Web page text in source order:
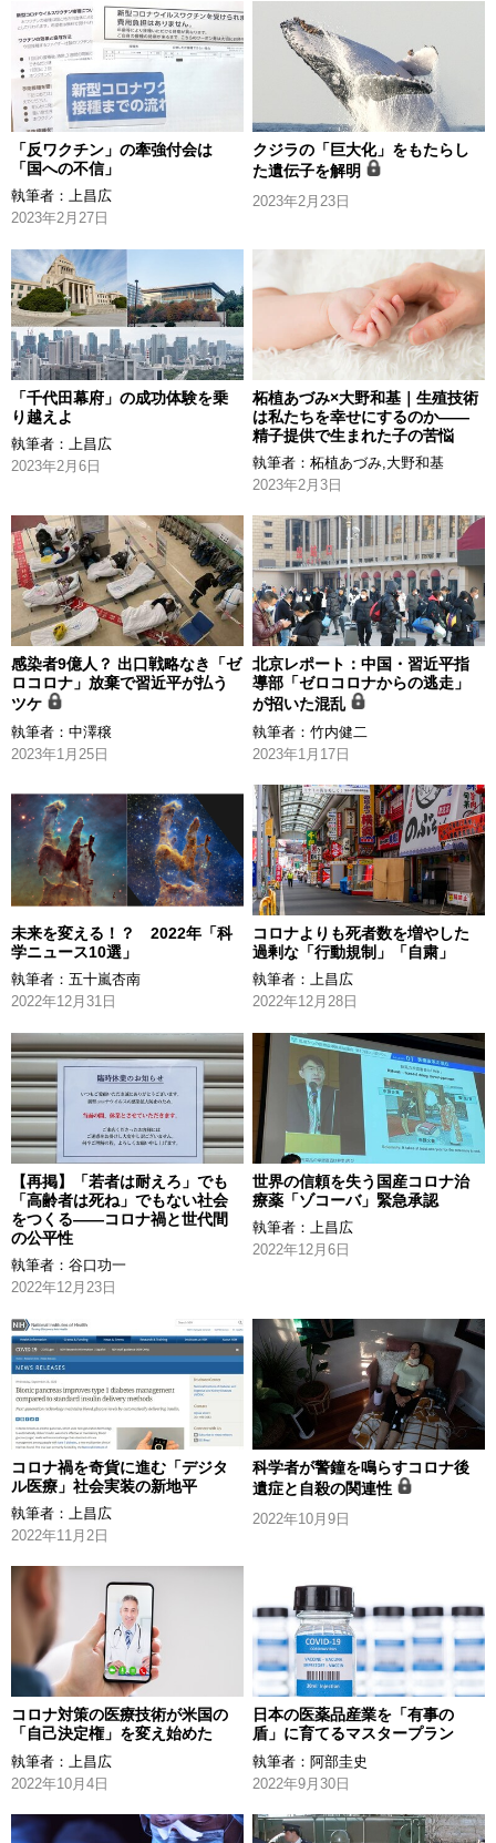
「反ワクチン」の牽強付会は
「国への不信」
執筆者： 上昌広
2023年2月27日
クジラの「巨大化」をもたらし
た遺伝子を解明
2023年2月23日
「千代田幕府」の成功体験を乗
り越えよ
執筆者：
上昌広
2023年2月6日
柘植あづみ×大野和基｜生殖技術
は私たちを幸せにするのか――
精子提供で生まれた子の苦悩
執筆者：柘植あづみ 大野和基
2023年2月3日
感染者9億人？ 出口戦略なき「ゼ
ロコロナ」放棄で習近平が払う
ツケ
執筆者： 中澤穣
2023年1月25日
北京レポート：中国・習近平指
導部「ゼロコロナからの逃走」
が招いた混乱
執筆者：竹内健二
2023年1月17日
未来を変える！？ 2022年「科
学ニュース10選」
執筆者： 五十嵐杏南
2022年12月31日
コロナよりも死者数を増やした
過剰な「行動規制」「自粛」
執筆者：上昌広
2022年12月28日
【再掲】「若者は耐えろ」でも
「高齢者は死ね」でもない社会
をつくる――コロナ禍と世代間
の公平性
執筆者： 谷口功一
2022年12月23日
世界の信頼を失う国産コロナ治
療薬「ゾコーバ」緊急承認
執筆者：上昌広
2022年12月6日
コロナ禍を奇貨に進む「デジタ
ル医療」社会実装の新地平
執筆者：
上昌広
2022年11月2日
科学者が警鐘を鳴らすコロナ後
遺症と自殺の関連性
2022年10月9日
コロナ対策の医療技術が米国の
「自己決定権」を変え始めた
執筆者：
上昌広
2022年10月4日
日本の医薬品産業を「有事の
盾」に育てるマスタープラン
執筆者：阿部圭史
2022年9月30日